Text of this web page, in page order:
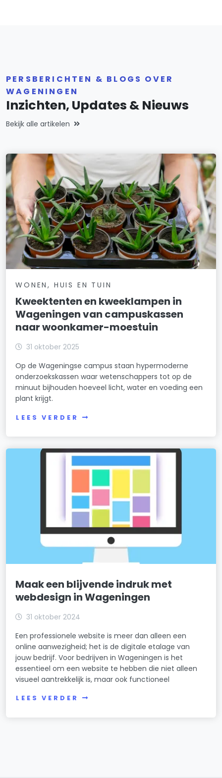
PERSBERICHTEN & BLOGS OVER
WAGENINGEN
Inzichten, Updates & Nieuws
Bekijk alle artikelen
WONEN, HUIS EN TUIN
Kweektenten en kweeklampen in
Wageningen van campuskassen
naar woonkamer-moestuin
31 oktober 2025
Op de Wageningse campus staan hypermoderne
onderzoekskassen waar wetenschappers tot op de
minuut bijhouden hoeveel licht, water en voeding een
plant krijgt.
LEES VERDER
Maak een blijvende indruk met
webdesign in Wageningen
31 oktober 2024
Een professionele website is meer dan alleen een
online aanwezigheid; het is de digitale etalage van
jouw bedrijf. Voor bedrijven in Wageningen is het
essentieel om een website te hebben die niet alleen
visueel aantrekkelijk is, maar ook functioneel
LEES VERDER